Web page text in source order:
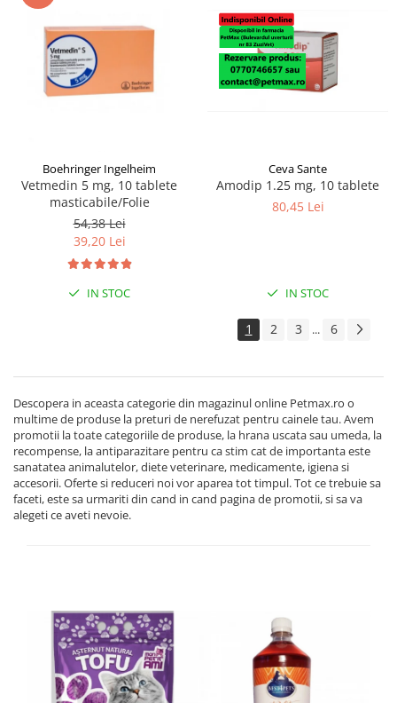
Boehringer Ingelheim
Vetmedin 5 mg, 10 tablete
masticabile/Folie
54,38 Lei
39,20 Lei
IN STOC
Ceva Sante
Amodip 1.25 mg, 10 tablete
80,45 Lei
IN STOC
1 2 3 ... 6
Descopera in aceasta categorie din magazinul online Petmax.ro o
multime de produse la preturi de nerefuzat pentru cainele tau. Avem
promotii la toate categoriile de produse, la hrana uscata sau umeda, la
recompense, la antiparazitare pentru ca stim cat de importanta este
sanatatea animalutelor, diete veterinare, medicamente, igiena si
accesorii. Oferte si reduceri noi vor aparea tot timpul. Tot ce trebuie sa
faceti, este sa urmariti din cand in cand pagina de promotii, si sa va
alegeti ce aveti nevoie.